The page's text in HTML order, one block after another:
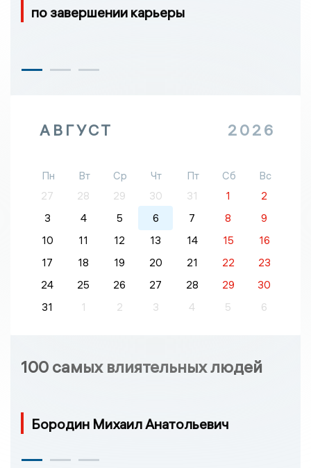
по завершении карьеры
АВГУСТ 2026
Пн Вт Ср Чт Пт Сб
Вс
27
28 29 30 31 1
2
3
4 5 6 7 8
9
10
11 12 13 14 15
16
17
18 19 20 21 22
23
24
25 26 27 28 29
30
31
1 2 3 4 5 6
100 самых влиятельных людей
Бородин Михаил Анатольевич